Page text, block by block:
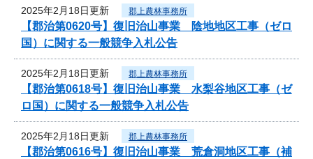
2025年2月18日更新 郡上農林事務所
【郡治第0620号】復旧治山事業 陰地地区工事（ゼロ
国）に関する一般競争入札公告
2025年2月18日更新 郡上農林事務所
【郡治第0618号】復旧治山事業 水梨谷地区工事（ゼ
ロ国）に関する一般競争入札公告
2025年2月18日更新 郡上農林事務所
【郡治第0616号】復旧治山事業 荒倉洞地区工事（補